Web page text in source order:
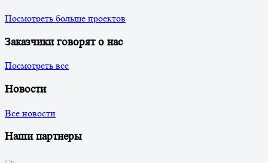
Посмотреть больше проектов
Заказчики говорят о нас
Посмотреть все
Новости
Все новости
Наши партнеры